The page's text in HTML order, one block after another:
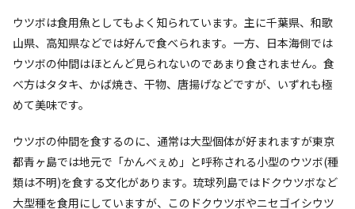
ウツボは食用魚としてもよく知られています。主に千葉県、和歌
山県、高知県などでは好んで食べられます。一方、日本海側では
ウツボの仲間はほとんど見られないのであまり食されません。食
べ方はタタキ、かば焼き、干物、唐揚げなどですが、いずれも極
めて美味です。
ウツボの仲間を食するのに、通常は大型個体が好まれますが東京
都青ヶ島では地元で「かんべぇめ」と呼称される小型のウツボ(種
類は不明)を食する文化があります。琉球列島ではドクウツボなど
大型種を食用にしていますが、このドクウツボやニセゴイシウツ